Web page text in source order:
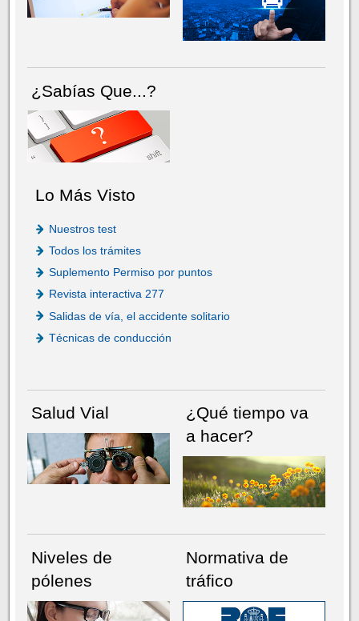
¿Sabías Que...?
Lo Más Visto
Nuestros test
Todos los trámites
Suplemento Permiso por puntos
Revista interactiva 277
Salidas de vía, el accidente solitario
Técnicas de conducción
Salud Vial
¿Qué tiempo va
a hacer?
Niveles de
pólenes
Normativa de
tráfico